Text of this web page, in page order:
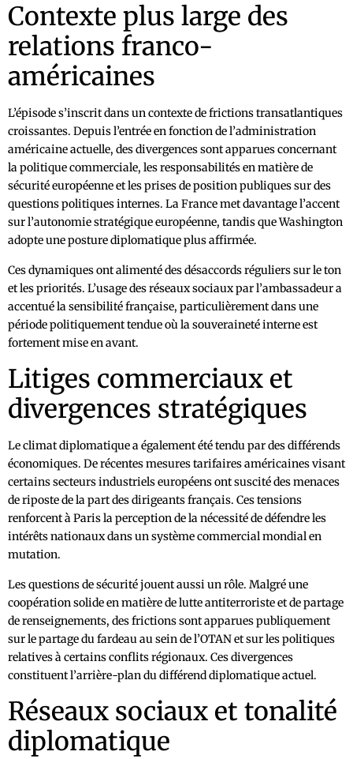
Contexte plus large des
relations franco-
américaines
L’épisode s’inscrit dans un contexte de frictions transatlantiques
croissantes. Depuis l’entrée en fonction de l’administration
américaine actuelle, des divergences sont apparues concernant
la politique commerciale, les responsabilités en matière de
sécurité européenne et les prises de position publiques sur des
questions politiques internes. La France met davantage l’accent
sur l’autonomie stratégique européenne, tandis que Washington
adopte une posture diplomatique plus affirmée.
Ces dynamiques ont alimenté des désaccords réguliers sur le ton
et les priorités. L’usage des réseaux sociaux par l’ambassadeur a
accentué la sensibilité française, particulièrement dans une
période politiquement tendue où la souveraineté interne est
fortement mise en avant.
Litiges commerciaux et
divergences stratégiques
Le climat diplomatique a également été tendu par des différends
économiques. De récentes mesures tarifaires américaines visant
certains secteurs industriels européens ont suscité des menaces
de riposte de la part des dirigeants français. Ces tensions
renforcent à Paris la perception de la nécessité de défendre les
intérêts nationaux dans un système commercial mondial en
mutation.
Les questions de sécurité jouent aussi un rôle. Malgré une
coopération solide en matière de lutte antiterroriste et de partage
de renseignements, des frictions sont apparues publiquement
sur le partage du fardeau au sein de l’OTAN et sur les politiques
relatives à certains conflits régionaux. Ces divergences
constituent l’arrière-plan du différend diplomatique actuel.
Réseaux sociaux et tonalité
diplomatique